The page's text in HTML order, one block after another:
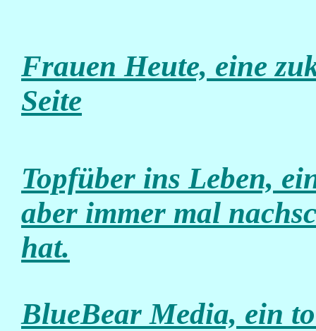
Frauen Heute, eine
Seite
Topfüber ins Leben,
aber immer mal
hat.
BlueBear Media, ein